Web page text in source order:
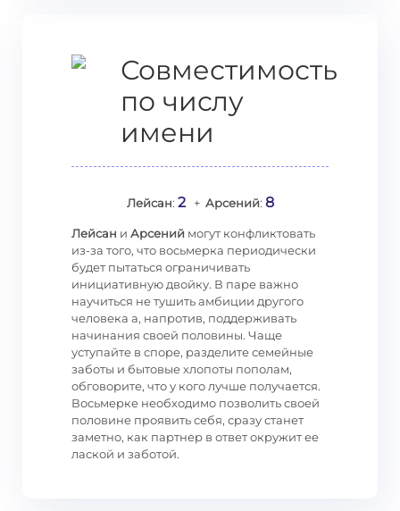
Совместимость
по числу
имени
Лейсан: 2+ Арсений: 8
Лейсан и Арсений могут конфликтовать
из-за того, что восьмерка периодически
будет пытаться ограничивать
инициативную двойку. В паре важно
научиться не тушить амбиции другого
человека а, напротив, поддерживать
начинания своей половины. Чаще
уступайте в споре, разделите семейные
заботы и бытовые хлопоты пополам,
обговорите, что у кого лучше получается.
Восьмерке необходимо позволить своей
половине проявить себя, сразу станет
заметно, как партнер в ответ окружит ее
лаской и заботой.